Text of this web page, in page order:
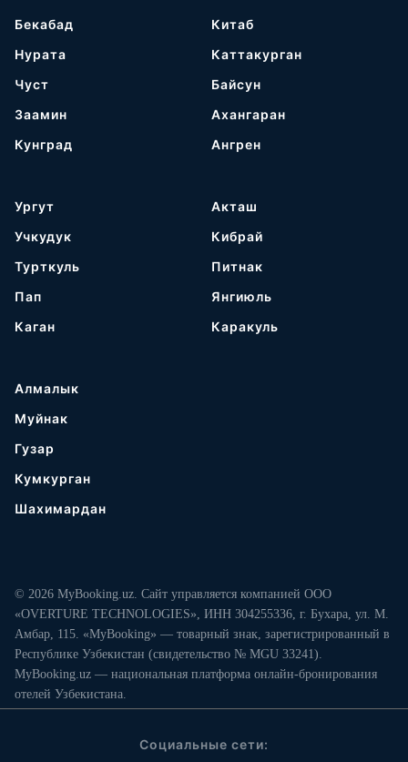
Бекабад
Нурата
Чуст
Заамин
Кунград
Китаб
Каттакурган
Байсун
Ахангаран
Ангрен
Ургут
Учкудук
Турткуль
Пап
Каган
Акташ
Кибрай
Питнак
Янгиюль
Каракуль
Алмалык
Муйнак
Гузар
Кумкурган
Шахимардан
© 2026 MyBooking.uz. Сайт управляется компанией ООО
«OVERTURE TECHNOLOGIES», ИНН 304255336, г. Бухара, ул. М.
Амбар, 115. «MyBooking» — товарный знак, зарегистрированный в
Республике Узбекистан (свидетельство № MGU 33241).
MyBooking.uz — национальная платформа онлайн-бронирования
отелей Узбекистана.
Социальные сети: